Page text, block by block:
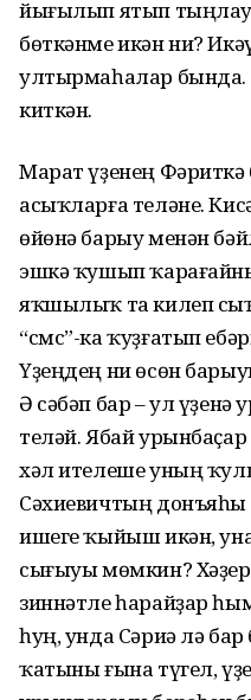
йығылып ятып
бөткәнме икән ни?
ултырмаһалар бында.
киткән.
Марат үҙенең Фәриткә
асыҡларға теләне.
өйөнә барыу менән
эшкә ҡушып
яҡшылыҡ та килеп
“смс”-ка ҡуҙғатып
Үҙеңдең ни өсөн
Ә сәбәп бар – ул үҙенә
теләй. Ябай
хәл ителеше уның
Сәхиевичтың
ишеге ҡыйыш икән,
сығыуы мөмкин?
зиннәтле һарайҙар
һуң, унда Сәриә лә
ҡатыны ғына түгел,